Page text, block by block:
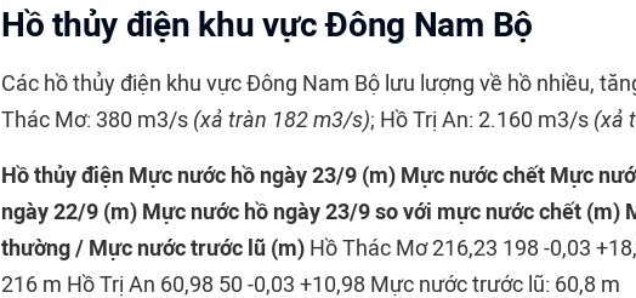
Hồ thủy điện khu vực Đông Nam Bộ
Các hồ thủy điện khu vực Đông Nam Bộ lưu lượng về hồ nhiều,
Thác Mơ: 380 m3/s (xả tràn 182 m3/s); Hồ Trị An: 2.160 m3/s (xả
Hồ thủy điện Mực nước hồ ngày 23/9 (m) Mực nước chết Mực
ngày 22/9 (m) Mực nước hồ ngày 23/9 so với mực nước chết (m)
thường / Mực nước trước lũ (m) Hồ Thác Mơ 216,23 198 -0,03
216 m Hồ Trị An 60,98 50 -0,03 +10,98 Mực nước trước lũ: 60,8 m